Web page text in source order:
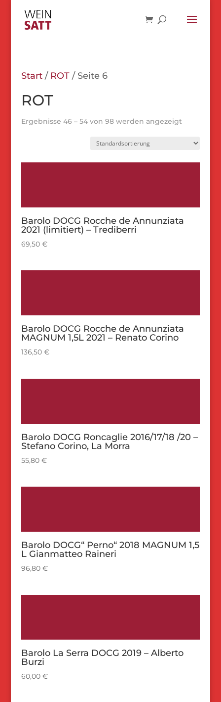
Start/ ROT/ Seite 6
ROT
Ergebnisse 46 – 54 von 98 werden angezeigt
Barolo DOCG Rocche de Annunziata
2021 (limitiert) – Trediberri
69,50 €
Barolo DOCG Rocche de Annunziata
MAGNUM 1,5L 2021 – Renato Corino
136,50 €
Barolo DOCG Roncaglie 2016/17/18 /20 –
Stefano Corino, La Morra
55,80 €
Barolo DOCG“ Perno“ 2018 MAGNUM 1,5
L Gianmatteo Raineri
96,80 €
Barolo La Serra DOCG 2019 – Alberto
Burzi
60,00 €